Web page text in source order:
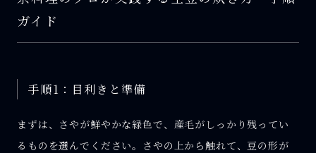
ガイド
手順1：目利きと準備
まずは、さやが鮮やかな緑色で、産毛がしっかり残ってい
るものを選んでください。さやの上から触れて、豆の形が